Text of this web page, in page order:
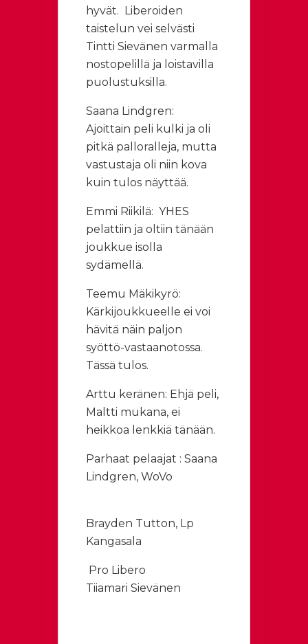
hyvät. Liberoiden
taistelun vei selvästi
Tintti Sievänen varmalla
nostopelillä ja loistavilla
puolustuksilla.
Saana Lindgren:
Ajoittain peli kulki ja oli
pitkä palloralleja, mutta
vastustaja oli niin kova
kuin tulos näyttää.
Emmi Riikilä: YHES
pelattiin ja oltiin tänään
joukkue isolla
sydämellä.
Teemu Mäkikyrö:
Kärkijoukkueelle ei voi
hävitä näin paljon
syöttö-vastaanotossa.
Tässä tulos.
Arttu keränen: Ehjä peli,
Maltti mukana, ei
heikkoa lenkkiä tänään.
Parhaat pelaajat : Saana
Lindgren, WoVo
Brayden Tutton, Lp
Kangasala
Pro Libero
Tiiamari Sievänen